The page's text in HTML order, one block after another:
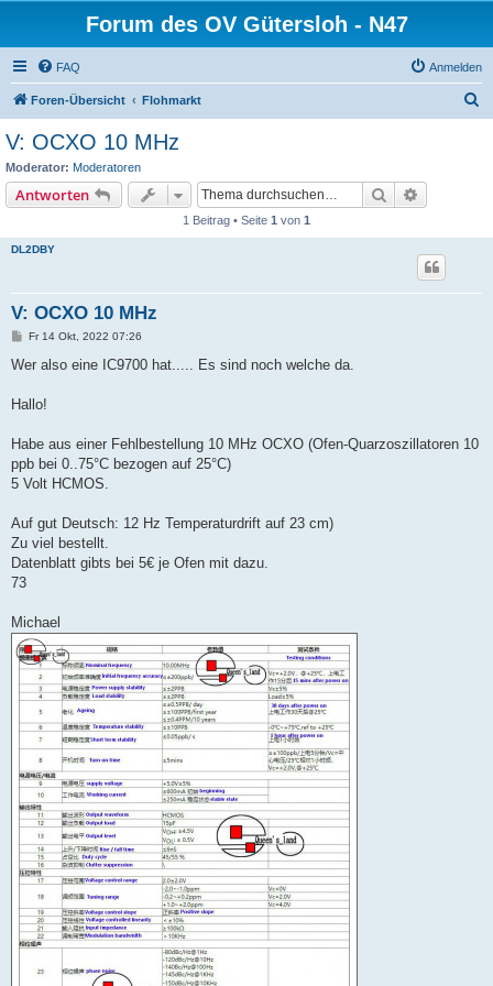
Forum des OV Gütersloh - N47
FAQ Anmelden
Foren-Übersicht Flohmarkt
V: OCXO 10 MHz
Moderator: Moderatoren
Antworten Suche
1 Beitrag • Seite 1 von 1
DL2DBY
V: OCXO 10 MHz
B
i
a
Fr 14 Okt, 2022 07:26
Wer also eine IC9700 hat..... Es sind noch welche da.
Hallo!
Habe aus einer Fehlbestellung 10 MHz OCXO (Ofen-Quarzoszillatoren 10
ppb bei 0..75°C bezogen auf 25°C)
5 Volt HCMOS.
Auf gut Deutsch: 12 Hz Temperaturdrift auf 23 cm)
Zu viel bestellt.
Datenblatt gibts bei 5€ je Ofen mit dazu.
73
Michael